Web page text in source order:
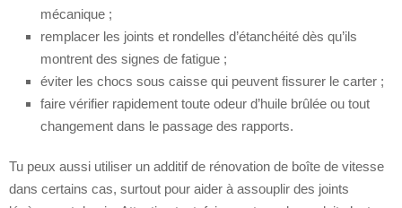
mécanique ;
remplacer les joints et rondelles d’étanchéité dès qu’ils
montrent des signes de fatigue ;
éviter les chocs sous caisse qui peuvent fissurer le carter ;
faire vérifier rapidement toute odeur d’huile brûlée ou tout
changement dans le passage des rapports.
Tu peux aussi utiliser un additif de rénovation de boîte de vitesse
dans certains cas, surtout pour aider à assouplir des joints